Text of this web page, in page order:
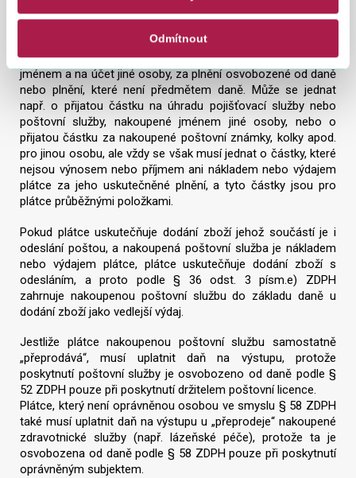
Odmítnout
stanovených v § 72 a dalších ZDPH.
Podle § 36 odst. 11 ZDPH může plátce postupovat i v
případě přijaté částky, která byla vynaložena plátcem
jménem a na účet jiné osoby, za plnění osvobozené od daně
nebo plnění, které není předmětem daně. Může se jednat
např. o přijatou částku na úhradu pojišťovací služby nebo
poštovní služby, nakoupené jménem jiné osoby, nebo o
přijatou částku za nakoupené poštovní známky, kolky apod.
pro jinou osobu, ale vždy se však musí jednat o částky, které
nejsou výnosem nebo příjmem ani nákladem nebo výdajem
plátce za jeho uskutečněné plnění, a tyto částky jsou pro
plátce průběžnými položkami.
Pokud plátce uskutečňuje dodání zboží jehož součástí je i
odeslání poštou, a nakoupená poštovní služba je nákladem
nebo výdajem plátce, plátce uskutečňuje dodání zboží s
odesláním, a proto podle § 36 odst. 3 písm.e) ZDPH
zahrnuje nakoupenou poštovní službu do základu daně u
dodání zboží jako vedlejší výdaj.
Jestliže plátce nakoupenou poštovní službu samostatně
„přeprodává“, musí uplatnit daň na výstupu, protože
poskytnutí poštovní služby je osvobozeno od daně podle §
52 ZDPH pouze při poskytnutí držitelem poštovní licence.
Plátce, který není oprávněnou osobou ve smyslu § 58 ZDPH
také musí uplatnit daň na výstupu u „přeprodeje“ nakoupené
zdravotnické služby (např. lázeňské péče), protože ta je
osvobozena od daně podle § 58 ZDPH pouze při poskytnutí
oprávněným subjektem.